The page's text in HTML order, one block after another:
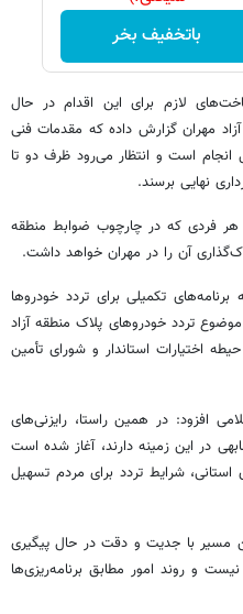
باتخفیف بخر
لازم برای این اقدام در حال
مهران گزارش داده که مقدمات فنی
انجام است و انتظار می‌رود ظرف دو تا
نهایی برسند.
هر فردی که در چارچوب ضوابط منطقه
آن را در مهران خواهد داشت.
تکمیلی برای تردد خودروها
تردد خودروهای پلاک منطقه آزاد
اختیارات استاندار و شورای تأمین
افزود: در همین راستا، رایزنی‌های
در این زمینه دارند، آغاز شده است
شرایط تردد برای مردم تسهیل
مسیر با جدیت و دقت در حال پیگیری
و روند امور مطابق برنامه‌ریزی‌ها